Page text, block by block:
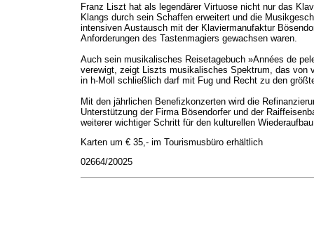
Franz Liszt hat als legendärer Virtuose nicht nur das
Klangs durch sein Schaffen erweitert und die
intensiven Austausch mit der Klaviermanufaktur
Anforderungen des Tastenmagiers gewachsen waren.
Auch sein musikalisches Reisetagebuch »Années de
verewigt, zeigt Liszts musikalisches Spektrum, das von
in h-Moll schließlich darf mit Fug und Recht zu den
Mit den jährlichen Benefizkonzerten wird die
Unterstützung der Firma Bösendorfer und der
weiterer wichtiger Schritt für den kulturellen
Karten um € 35,- im Tourismusbüro erhältlich
02664/20025